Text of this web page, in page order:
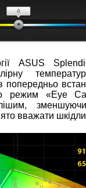
ASUS
попередньо
режим «Eye
вважати